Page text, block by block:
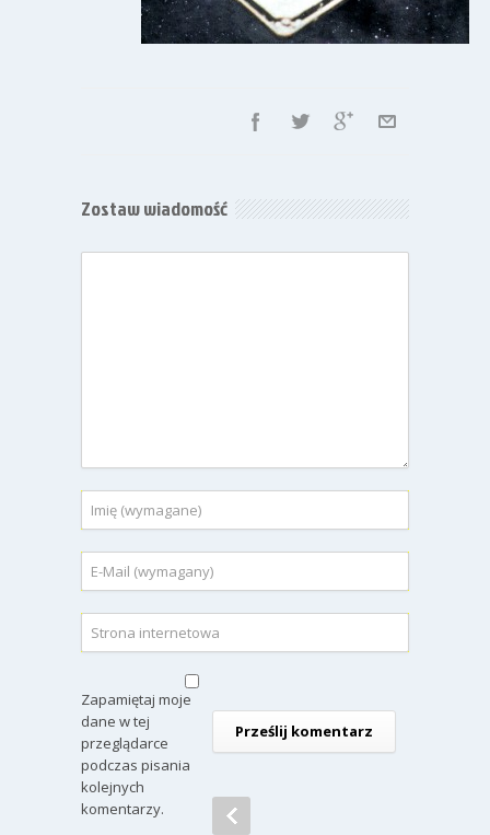
Zostaw wiadomość
Zapamiętaj moje
dane w tej
przeglądarce
podczas pisania
kolejnych
komentarzy.